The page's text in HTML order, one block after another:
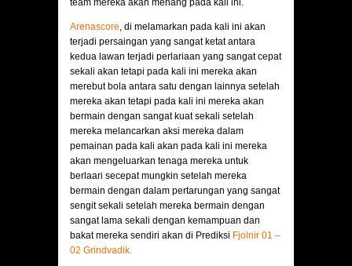
team mereka akan menang pada kali ini.
Arenascore, di melamarkan pada kali ini akan
terjadi persaingan yang sangat ketat antara
kedua lawan terjadi perlariaan yang sangat cepat
sekali akan tetapi pada kali ini mereka akan
merebut bola antara satu dengan lainnya setelah
mereka akan tetapi pada kali ini mereka akan
bermain dengan sangat kuat sekali setelah
mereka melancarkan aksi mereka dalam
pemainan pada kali akan pada kali ini mereka
akan mengeluarkan tenaga mereka untuk
berlaari secepat mungkin setelah mereka
bermain dengan dalam pertarungan yang sangat
sengit sekali setelah mereka bermain dengan
sangat lama sekali dengan kemampuan dan
bakat mereka sendiri akan di Prediksi Fjolnir 01 –
02 Grindvadik.